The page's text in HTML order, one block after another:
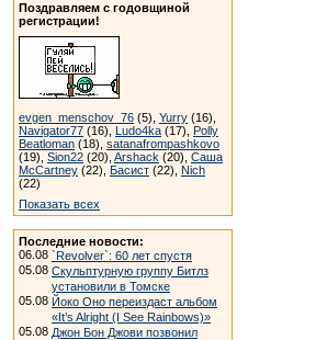
Поздравляем с годовщиной
регистрации!
evgen_menschov_76 (5), Yurry (16),
Navigator77 (16), Ludo4ka (17), Polly
Beatloman (18), satanafrompashkovo
(19), Sion22 (20), Arshack (20), Саша
McCartney (22), Басист (22), Nich
(22)
Показать всех
Последние новости:
06.08 `Revolver`: 60 лет спустя
05.08 Скульптурную группу Битлз
установили в Томске
05.08 Йоко Оно переиздаст альбом
«It’s Alright (I See Rainbows)»
05.08 Джон Бон Джови позвонил